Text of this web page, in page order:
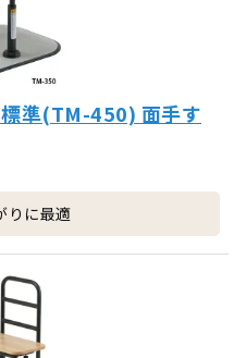
準(TM-450) 面手す
りに最適